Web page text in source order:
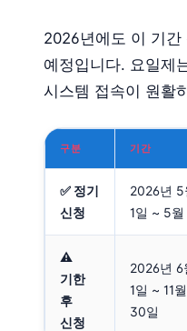
2026년에도 이 기
예정입니다. 요일제
시스템 접속이 원활
구분 기간
✅ 정기
신청
2026년 5
1일 ~ 5월
⚠️
기한
후
신청
2026년 6
1일 ~ 11월
30일